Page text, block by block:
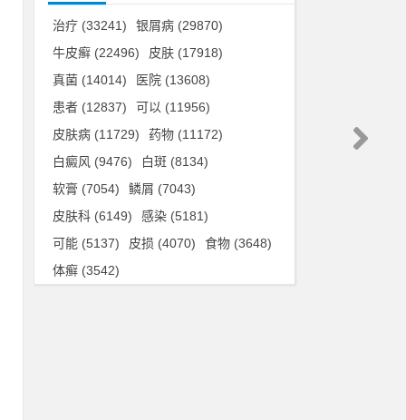
治疗 (33241) 银屑病 (29870)
牛皮癣 (22496) 皮肤 (17918)
真菌 (14014) 医院 (13608)
患者 (12837) 可以 (11956)
皮肤病 (11729) 药物 (11172)
白癜风 (9476) 白斑 (8134)
软膏 (7054) 鳞屑 (7043)
皮肤科 (6149) 感染 (5181)
可能 (5137) 皮损 (4070) 食物 (3648)
体癣 (3542)